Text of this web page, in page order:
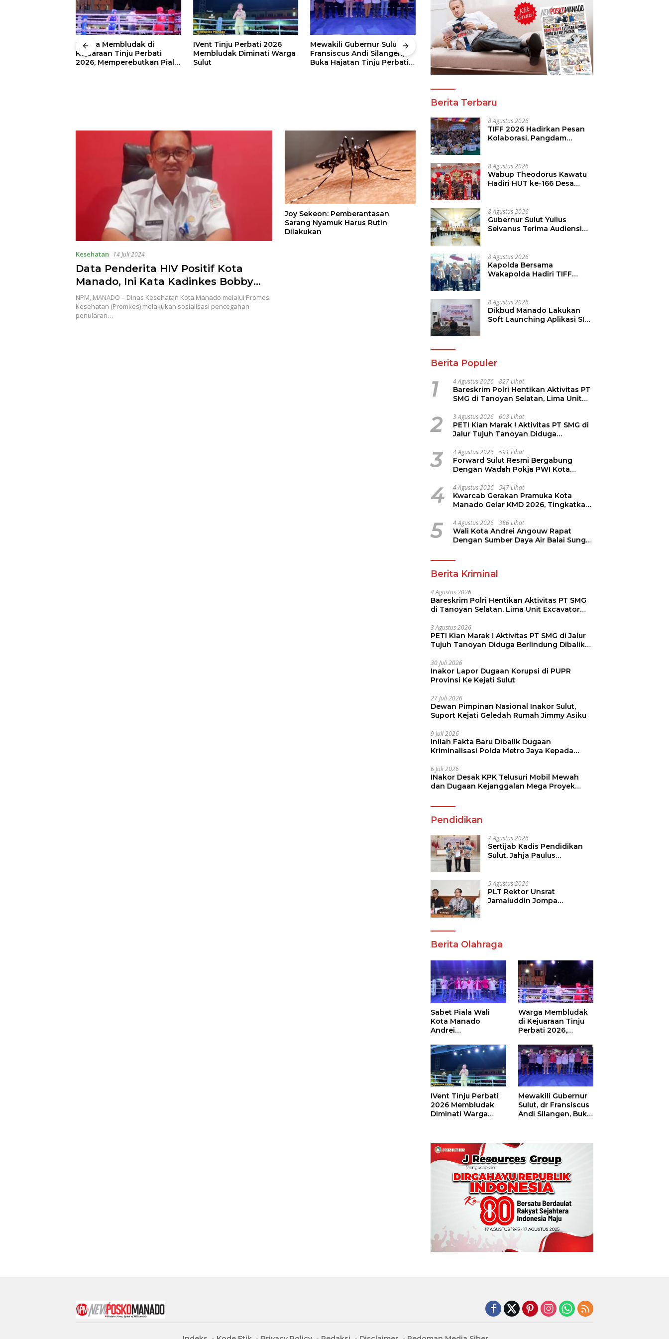
Warga Membludak di
Kejuaraan Tinju Perbati
2026, Memperebutkan Piala
IVent Tinju Perbati 2026
Membludak Diminati Warga
Sulut
Mewakili Gubernur Sulut, dr
Fransiscus Andi Silangen,
Buka Hajatan Tinju Perbati
Juara Tinju Asia Ramaikan
Kejuaraan Tinju Perbati
2026 Memperebutkan Piala
Wali Kota Manado
Panitia Tinju Perbati 2026
dan Pihak Mega Jasa
Kelolah All Out Siapkan
Lokasi Pertandingan
Kesehatan 14 Juli 2024
Data Penderita HIV Positif Kota
Manado, Ini Kata Kadinkes Bobby
Kereh
NPM, MANADO – Dinas Kesehatan Kota Manado melalui Promosi
Kesehatan (Promkes) melakukan sosialisasi pencegahan
penularan…
Joy Sekeon: Pemberantasan
Sarang Nyamuk Harus Rutin
Dilakukan
Berita Terbaru
8 Agustus 2026
TIFF 2026 Hadirkan Pesan
Kolaborasi, Pangdam
8 Agustus 2026
Wabup Theodorus Kawatu
Hadiri HUT ke-166 Desa
8 Agustus 2026
Gubernur Sulut Yulius
Selvanus Terima Audiensi
8 Agustus 2026
Kapolda Bersama
Wakapolda Hadiri TIFF
Keamanan
8 Agustus 2026
Dikbud Manado Lakukan
Soft Launching Aplikasi SI
Berita Populer
1 4 Agustus 2026 827 Lihat
Bareskrim Polri Hentikan Aktivitas PT
SMG di Tanoyan Selatan, Lima Unit
2 3 Agustus 2026 603 Lihat
PETI Kian Marak ! Aktivitas PT SMG di
Jalur Tujuh Tanoyan Diduga
3 4 Agustus 2026 591 Lihat
Forward Sulut Resmi Bergabung
Dengan Wadah Pokja PWI Kota
4 4 Agustus 2026 547 Lihat
Kwarcab Gerakan Pramuka Kota
Manado Gelar KMD 2026, Tingkatkan
Pramuka
5 4 Agustus 2026 386 Lihat
Wali Kota Andrei Angouw Rapat
Dengan Sumber Daya Air Balai Sungai
Berita Kriminal
4 Agustus 2026
Bareskrim Polri Hentikan Aktivitas PT SMG
di Tanoyan Selatan, Lima Unit Excavator
3 Agustus 2026
PETI Kian Marak ! Aktivitas PT SMG di Jalur
Tujuh Tanoyan Diduga Berlindung Dibalik
30 Juli 2026
Inakor Lapor Dugaan Korupsi di PUPR
Provinsi Ke Kejati Sulut
27 Juli 2026
Dewan Pimpinan Nasional Inakor Sulut,
Suport Kejati Geledah Rumah Jimmy Asiku
9 Juli 2026
Inilah Fakta Baru Dibalik Dugaan
Kriminalisasi Polda Metro Jaya Kepada
6 Juli 2026
INakor Desak KPK Telusuri Mobil Mewah
dan Dugaan Kejanggalan Mega Proyek
Pendidikan
7 Agustus 2026
Sertijab Kadis Pendidikan
Sulut, Jahja Paulus
Pendidikan
5 Agustus 2026
PLT Rektor Unsrat
Jamaluddin Jompa
Berita Olahraga
Sabet Piala Wali
Kota Manado
Andrei
Boxing Camp Juara
Umum Tinju Perbati
2026
Warga Membludak
di Kejuaraan Tinju
Perbati 2026,
Piala Wali Kota
IVent Tinju Perbati
2026 Membludak
Diminati Warga
Mewakili Gubernur
Sulut, dr Fransiscus
Andi Silangen, Buka
Piala Wali Kota
Manado